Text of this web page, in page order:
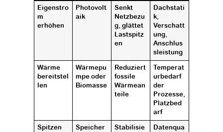
Eigenstro
m
erhöhen
Photovolt
aik
Senkt
Netzbezu
g, glättet
Lastspitz
en
Dachstati
k,
Verschatt
ung,
Anschlus
sleistung
Wärme
bereitstel
len
Wärmepu
mpe oder
Biomasse
Reduziert
fossile
Wärmean
teile
Temperat
urbedarf
der
Prozesse,
Platzbed
arf
Spitzen
Speicher
Stabilisie
Datenqua